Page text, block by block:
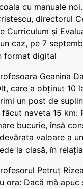
cu manuale
directorul
Curriculum și
caz, pe 7
format digital
Geanina
care a obținut 10
un post de
făcut naveta 15 km:
bucurie, însă
valoare a
la clasă, în
Petruț
ora: Dacă mă